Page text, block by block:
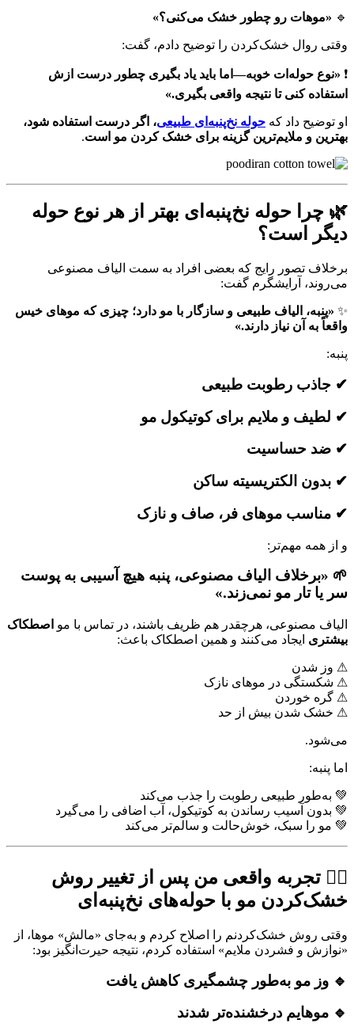
🔹 «موهات رو چطور خشک می‌کنی؟»
وقتی روال خشک‌کردن را توضیح دادم، گفت:
❗ «نوع حوله‌ات خوبه—اما باید یاد بگیری چطور درست ازش
استفاده کنی تا نتیجه واقعی بگیری.»
او توضیح داد که حوله نخ‌پنبه‌ای طبیعی، اگر درست استفاده شود،
بهترین و ملایم‌ترین گزینه برای خشک کردن مو است.
🌿 چرا حوله نخ‌پنبه‌ای بهتر از هر نوع حوله
دیگر است؟
برخلاف تصور رایج که بعضی افراد به سمت الیاف مصنوعی
می‌روند، آرایشگرم گفت:
✨ «پنبه، الیاف طبیعی و سازگار با مو دارد؛ چیزی که موهای خیس
واقعاً به آن نیاز دارند.»
پنبه:
✔ جاذب رطوبت طبیعی
✔ لطیف و ملایم برای کوتیکول مو
✔ ضد حساسیت
✔ بدون الکتریسیته ساکن
✔ مناسب موهای فر، صاف و نازک
و از همه مهم‌تر:
🌱 «برخلاف الیاف مصنوعی، پنبه هیچ آسیبی به پوست
سر یا تار مو نمی‌زند.»
الیاف مصنوعی، هرچقدر هم ظریف باشند، در تماس با مو اصطکاک
بیشتری ایجاد می‌کنند و همین اصطکاک باعث:
⚠ وز شدن
⚠ شکستگی در موهای نازک
⚠ گره خوردن
⚠ خشک شدن بیش از حد
می‌شود.
اما پنبه:
💚 به‌طور طبیعی رطوبت را جذب می‌کند
💚 بدون آسیب رساندن به کوتیکول، آب اضافی را می‌گیرد
💚 مو را سبک، خوش‌حالت و سالم‌تر می‌کند
🧖‍♀️ تجربه واقعی من پس از تغییر روش
خشک‌کردن مو با حوله‌های نخ‌پنبه‌ای
وقتی روش خشک‌کردنم را اصلاح کردم و به‌جای «مالش» موها، از
«نوازش و فشردن ملایم» استفاده کردم، نتیجه حیرت‌انگیز بود:
🔹 وز مو به‌طور چشمگیری کاهش یافت
🔹 موهایم درخشنده‌تر شدند